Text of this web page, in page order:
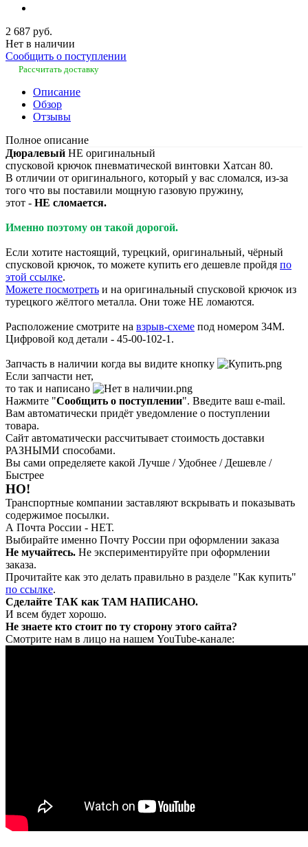
2 687 руб.
Нет в наличии
Сообщить о поступлении
Рассчитать доставку
Описание
Обзор
Отзывы
Полное описание
Дюралевый НЕ оригинальный
спусковой крючок пневматической винтовки Хатсан 80.
В отличии от оригинального, который у вас сломался, из-за
того что вы поставили мощную газовую пружину,
этот - НЕ сломается.
Именно поэтому он такой дорогой.
Если хотите настоящий, турецкий, оригинальный, чёрный
спусковой крючок, то можете купить его дешевле пройдя по
этой ссылке.
Можете посмотреть и на оригинальный спусковой крючок из
турецкого жёлтого металла. Они тоже НЕ ломаются.
Расположение смотрите на взрыв-схеме под номером 34М.
Цифровой код детали - 45-00-102-1.
Запчасть в наличии когда вы видите кнопку
Если запчасти нет,
то так и написано
Нажмите "Сообщить о поступлении". Введите ваш e-mail.
Вам автоматически придёт уведомление о поступлении
товара.
Сайт автоматически рассчитывает стоимость доставки
РАЗНЫМИ способами.
Вы сами определяете какой Лучше / Удобнее / Дешевле /
Быстрее
НО!
Транспортные компании заставляют вскрывать и показывать
содержимое посылки.
А Почта России - НЕТ.
Выбирайте именно Почту России при оформлении заказа
Не мучайтесь. Не экспериментируйте при оформлении
заказа.
Прочитайте как это делать правильно в разделе "Как купить"
по ссылке.
Сделайте ТАК как ТАМ НАПИСАНО.
И всем будет хорошо.
Не знаете кто стоит по ту сторону этого сайта?
Смотрите нам в лицо на нашем YouTube-канале: